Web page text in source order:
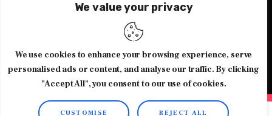
We value your privacy
We use cookies to enhance your browsing experience, serve
personalised ads or content, and analyse our traffic. By clicking
"Accept All", you consent to our use of cookies.
CUSTOMISE REJECT ALL
Magazine Exquis© 2026 Tous droits réservés -Made with ♥️
byAgence de communication JOUR J